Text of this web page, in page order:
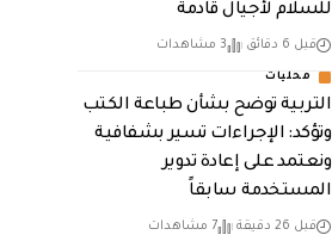
للسلام لأجيال قادمة
قبل 6 دقائق 3 مشاهدات
محليات
التربية توضح بشأن طباعة الكتب
وتؤكد: الإجراءات تسير بشفافية
ونعتمد على إعادة تدوير
المستخدمة سابقاً
قبل 26 دقيقة 7 مشاهدات